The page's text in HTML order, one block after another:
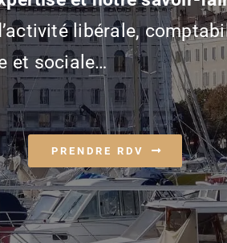
libérale,
et sociale…
PRENDRE RDV